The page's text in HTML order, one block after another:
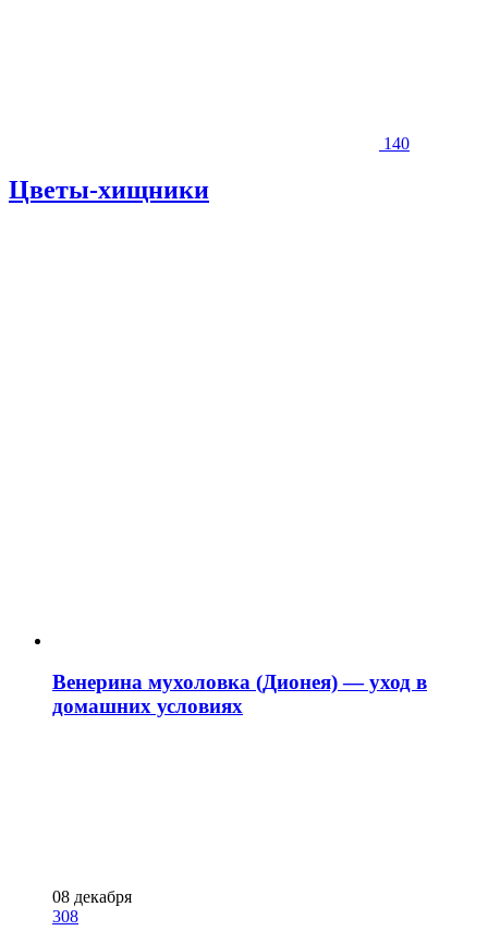
140
Цветы-хищники
Венерина мухоловка (Дионея) — уход в
домашних условиях
08 декабря
308